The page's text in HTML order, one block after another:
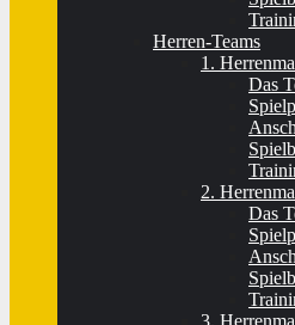
Herren-Teams
1.
Das
2.
Das
3.